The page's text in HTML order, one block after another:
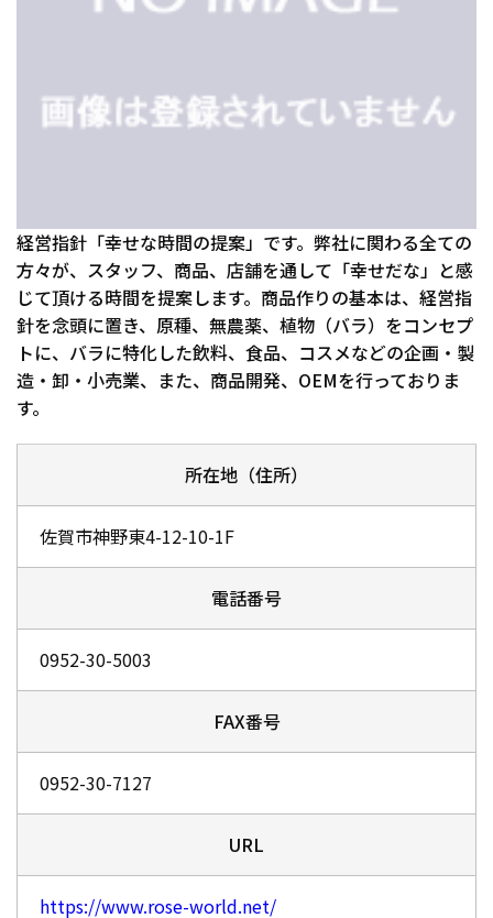
経営指針「幸せな時間の提案」です。弊社に関わる全ての
方々が、スタッフ、商品、店舗を通して「幸せだな」と感
じて頂ける時間を提案します。商品作りの基本は、経営指
針を念頭に置き、原種、無農薬、植物（バラ）をコンセプ
トに、バラに特化した飲料、食品、コスメなどの企画・製
造・卸・小売業、また、商品開発、OEMを行っておりま
す。
所在地（住所）
佐賀市神野東4-12-10-1F
電話番号
0952-30-5003
FAX番号
0952-30-7127
URL
https://www.rose-world.net/